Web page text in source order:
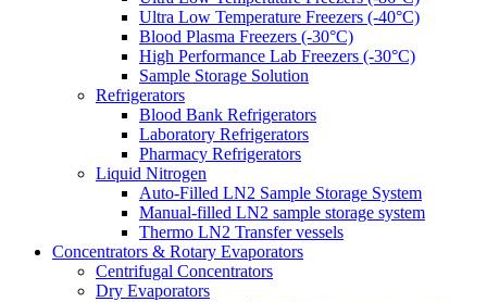
Ultra Low Temperature Freezers (-40°C)
Blood Plasma Freezers (-30°C)
High Performance Lab Freezers (-30°C)
Sample Storage Solution
Refrigerators
Blood Bank Refrigerators
Laboratory Refrigerators
Pharmacy Refrigerators
Liquid Nitrogen
Auto-Filled LN2 Sample Storage System
Manual-filled LN2 sample storage system
Thermo LN2 Transfer vessels
Concentrators & Rotary Evaporators
Centrifugal Concentrators
Dry Evaporators